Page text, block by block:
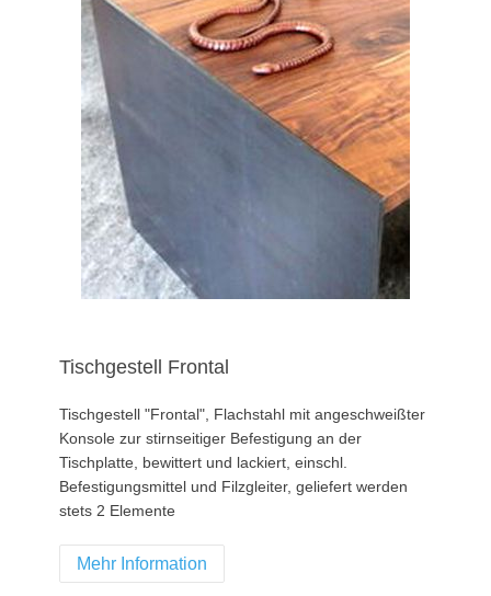
Tischgestell Frontal
Tischgestell "Frontal", Flachstahl mit angeschweißter
Konsole zur stirnseitiger Befestigung an der
Tischplatte, bewittert und lackiert, einschl.
Befestigungsmittel und Filzgleiter, geliefert werden
stets 2 Elemente
Mehr Information